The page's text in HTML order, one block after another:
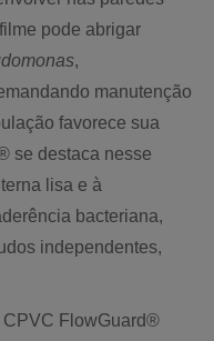
pode abrigar
,
manutenção
favorece sua
se destaca nesse
lisa e à
bacteriana,
independentes,
CPVC FlowGuard®